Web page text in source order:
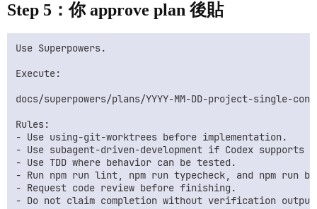
Step 5：你 approve plan 後貼
Use Superpowers.
Execute:
docs/superpowers/plans/YYYY-MM-DD-project-single-
Rules:
- Use using-git-worktrees before implementation.
- Use subagent-driven-development if Codex supports
- Use TDD where behavior can be tested.
- Run npm run lint, npm run typecheck, and npm run
- Request code review before finishing.